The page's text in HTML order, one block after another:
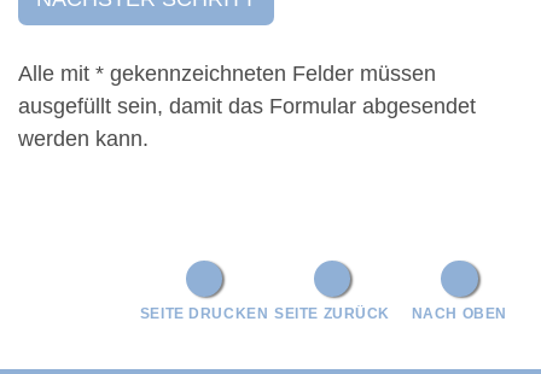
Alle mit * gekennzeichneten Felder müssen
ausgefüllt sein, damit das Formular abgesendet
werden kann.
NACH OBEN
SEITE ZURÜCK
SEITE DRUCKEN